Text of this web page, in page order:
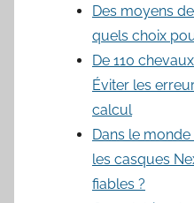
Des moyens
quels choix
De 110
Éviter les
calcul
Dans le
les casques
fiables ?